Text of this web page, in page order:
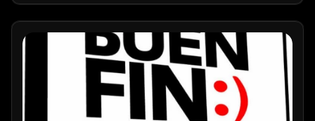
interpretar los datos detrás de cada visita, compra o
carrito abandonado.